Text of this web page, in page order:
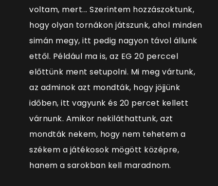
voltam, mert... Szerintem hozzászoktunk,
hogy olyan tornákon játszunk, ahol minden
simán megy, itt pedig nagyon távol állunk
ettől. Például ma is, az EG 20 perccel
előttünk ment setupolni. Mi meg vártunk,
az adminok azt mondták, hogy jöjjünk
időben, itt vagyunk és 20 percet kellett
várnunk. Amikor nekiláthattunk, azt
mondták nekem, hogy nem tehetem a
székem a játékosok mögött középre,
hanem a sarokban kell maradnom.